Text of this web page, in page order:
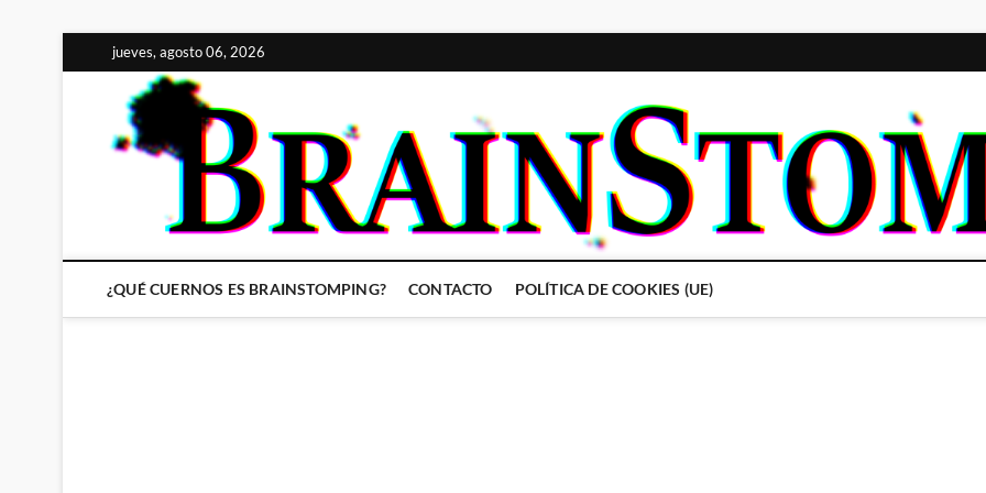
al
contenido
jueves, agosto 06, 2026
¿QUÉ CUERNOS ES BRAINSTOMPING? CONTACTO POLÍTICA DE COOKIES (UE)